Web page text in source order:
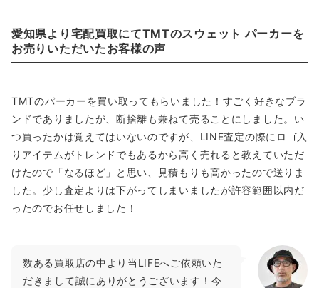
愛知県より宅配買取にてTMTのスウェット パーカーを
お売りいただいたお客様の声
TMTのパーカーを買い取ってもらいました！すごく好きなブラ
ンドでありましたが、断捨離も兼ねて売ることにしました。い
つ買ったかは覚えてはいないのですが、LINE査定の際にロゴ入
りアイテムがトレンドでもあるから高く売れると教えていただ
けたので「なるほど」と思い、見積もりも高かったので送りま
した。少し査定よりは下がってしまいましたが許容範囲以内だ
ったのでお任せしました！
数ある買取店の中より当LIFEへご依頼いた
だきまして誠にありがとうございます！今